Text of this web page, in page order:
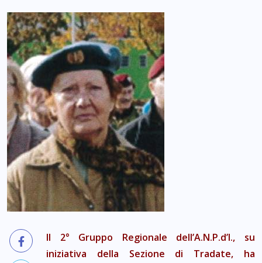
Il 2° Gruppo Regionale dell’A.N.P.d’I., su
iniziativa della Sezione di Tradate, ha